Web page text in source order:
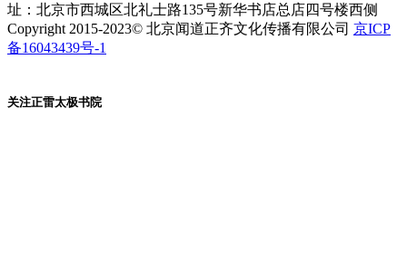
址：北京市西城区北礼士路135号新华书店总店四号楼西侧
Copyright 2015-2023© 北京闻道正齐文化传播有限公司 京ICP
备16043439号-1
关注正雷太极书院